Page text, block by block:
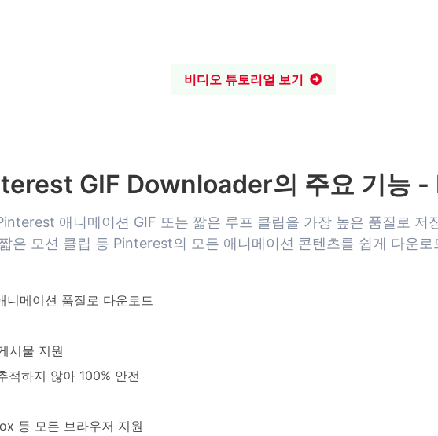
비디오 튜토리얼 보기
GIF Downloader의 주요 기능 -
애니메이션 GIF 또는 짧은 루프 클립을 가장 높은 품질로 저
은 모션 클립 등 Pinterest의 모든 애니메이션 콘텐츠를 쉽게 다운로
메이션 품질로 다운로드
시물 지원
적하지 않아 100% 안전
등 모든 브라우저 지원